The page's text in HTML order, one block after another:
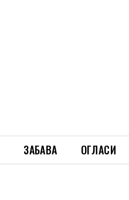
ЗАБАВА ОГЛАСИ